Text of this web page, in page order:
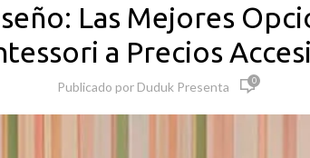
Las Mejores
a Precios
Publicado por Duduk Presenta 0